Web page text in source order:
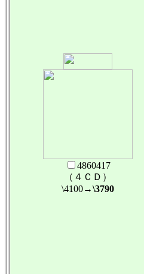
4860417
（４ＣＤ）
\4100→\3790